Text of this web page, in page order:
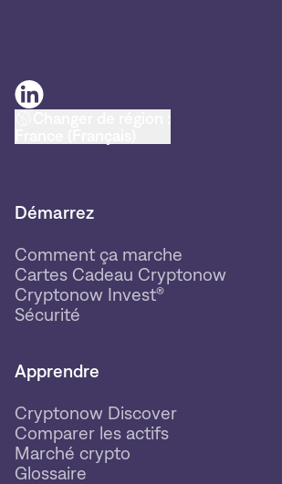
Démarrez
Comment ça marche
Cartes Cadeau Cryptonow
Cryptonow Invest®
Sécurité
Apprendre
Cryptonow Discover
Comparer les actifs
Marché crypto
Glossaire